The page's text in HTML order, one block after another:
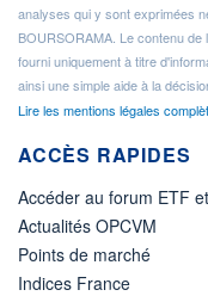
analyses qui y sont exprimées
BOURSORAMA. Le contenu
fourni uniquement à titre
ainsi une simple aide à la
Lire les mentions légales
ACCÈS RAPIDES
Accéder au forum ETF
Actualités OPCVM
Points de marché
Indices France